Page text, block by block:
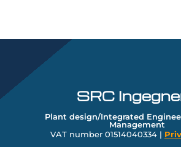
SRC
Plant design/Integrated
Management
VAT number 01514040334 |